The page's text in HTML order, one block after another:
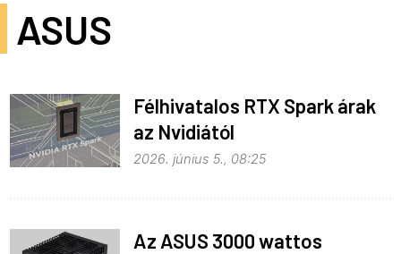
ASUS
Félhivatalos RTX Spark árak
az Nvidiától
2026. június 5., 08:25
Az ASUS 3000 wattos